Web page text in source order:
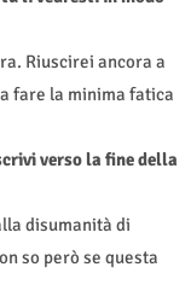
Riuscirei ancora a
fare la minima fatica
verso la fine della
disumanità di
so però se questa